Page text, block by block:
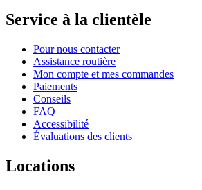
Service à la clientèle
Pour nous contacter
Assistance routière
Mon compte et mes commandes
Paiements
Conseils
FAQ
Accessibilité
Évaluations des clients
Locations